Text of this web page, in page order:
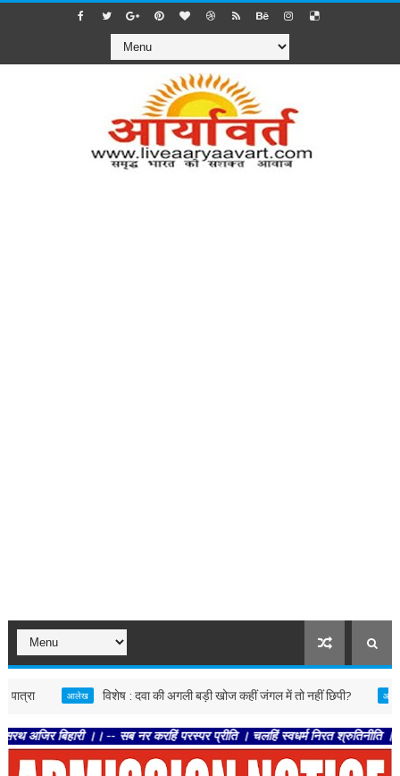
आलेख विशेष : दवा की अगली बड़ी खोज कहीं जंगल में तो नहीं छिपी? आलेख
।। -- सब नर करहिं परस्पर प्रीति । चलहिं स्वधर्म निरत श्रुतिनीति ।। --